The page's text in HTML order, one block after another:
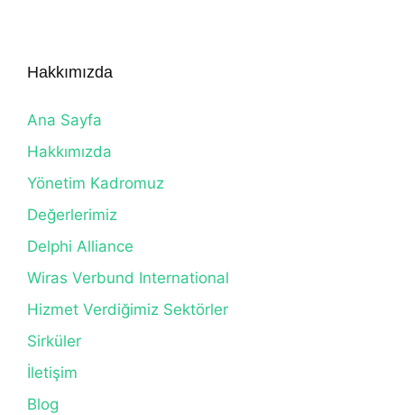
Hakkımızda
Ana Sayfa
Hakkımızda
Yönetim Kadromuz
Değerlerimiz
Delphi Alliance
Wiras Verbund International
Hizmet Verdiğimiz Sektörler
Sirküler
İletişim
Blog